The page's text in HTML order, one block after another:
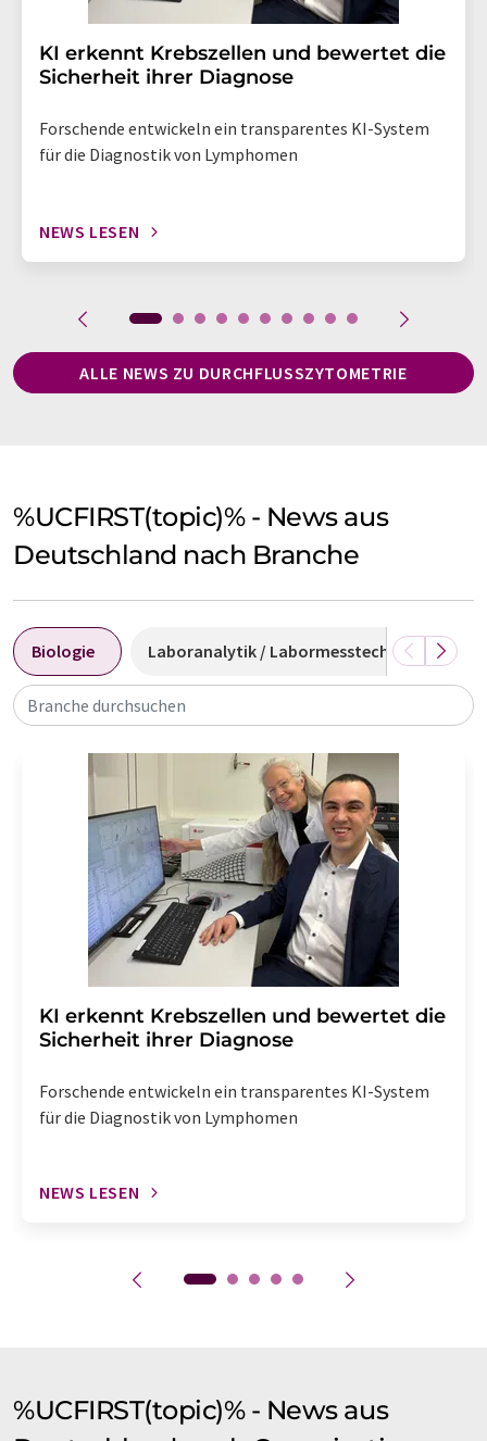
KI erkennt Krebszellen und bewertet die
Sicherheit ihrer Diagnose
Forschende entwickeln ein transparentes KI-System
für die Diagnostik von Lymphomen
NEWS LESEN
ALLE NEWS ZU DURCHFLUSSZYTOMETRIE
%UCFIRST(topic)% - News aus
Deutschland nach Branche
Biologie Laboranalytik / Labormesstechnik
Branche durchsuchen
KI erkennt Krebszellen und bewertet die
Sicherheit ihrer Diagnose
Forschende entwickeln ein transparentes KI-System
für die Diagnostik von Lymphomen
NEWS LESEN
%UCFIRST(topic)% - News aus